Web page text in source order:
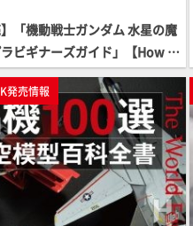
】「機動戦士ガンダム 水星の魔
ビギナーズガイド」【How T
発売情報